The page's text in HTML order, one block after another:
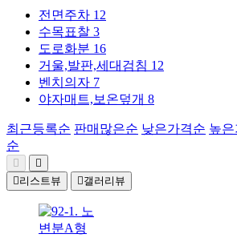
전면주차 12
수목표찰 3
도로화분 16
거울,발판,세대검침 12
벤치의자 7
야자매트,보온덮개 8
최근등록순 판매많은순 낮은가격순 높
순
리스트뷰 갤러리뷰